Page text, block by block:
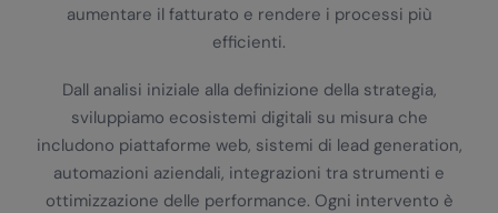
aumentare il fatturato e rendere i processi più
efficienti.
Dall analisi iniziale alla definizione della strategia,
sviluppiamo ecosistemi digitali su misura che
includono piattaforme web, sistemi di lead generation,
automazioni aziendali, integrazioni tra strumenti e
ottimizzazione delle performance. Ogni intervento è